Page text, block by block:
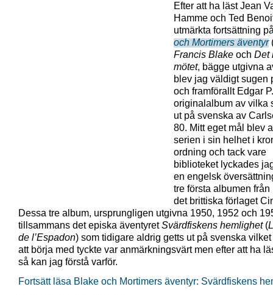
Efter att ha läst Jean
Hamme och Ted
utmärkta fortsättning
och Mortimers äventyr
Francis Blake och Det
mötet, bägge utgivna
blev jag väldigt sugen
och framförallt Edgar
originalalbum av vilka
ut på svenska av
80. Mitt eget mål blev
serien i sin helhet i
ordning och tack vare
biblioteket lyckades
en engelsk
tre första albumen från
det brittiska förlaget
Dessa tre album, ursprungligen utgivna 1950, 1952 och
tillsammans det episka äventyretSvärdfiskens hemlighet(
de l’Espadon) som tidigare aldrig getts ut på svenska
att börja med tyckte var anmärkningsvärt men efter att ha
så kan jag förstå varför.
Fortsätt läsa Blake och Mortimers äventyr: Svärdfiskens